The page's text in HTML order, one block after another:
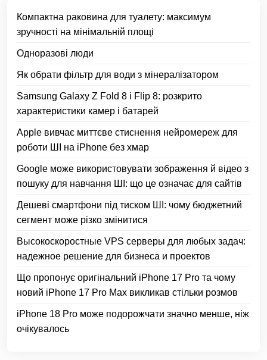
Компактна раковина для туалету: максимум
зручності на мінімальній площі
Одноразові люди
Як обрати фільтр для води з мінералізатором
Samsung Galaxy Z Fold 8 і Flip 8: розкрито
характеристики камер і батарей
Apple вивчає миттєве стиснення нейромереж для
роботи ШІ на iPhone без хмар
Google може використовувати зображення й відео з
пошуку для навчання ШІ: що це означає для сайтів
Дешеві смартфони під тиском ШІ: чому бюджетний
сегмент може різко змінитися
Высокоскоростные VPS серверы для любых задач:
надежное решение для бизнеса и проектов
Що пропонує оригінальний iPhone 17 Pro та чому
новий iPhone 17 Pro Max викликав стільки розмов
iPhone 18 Pro може подорожчати значно менше, ніж
очікувалось